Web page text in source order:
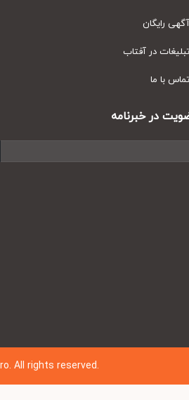
رایگان
در آفتاب
با ما
در خبرنامه
All rights reserved.